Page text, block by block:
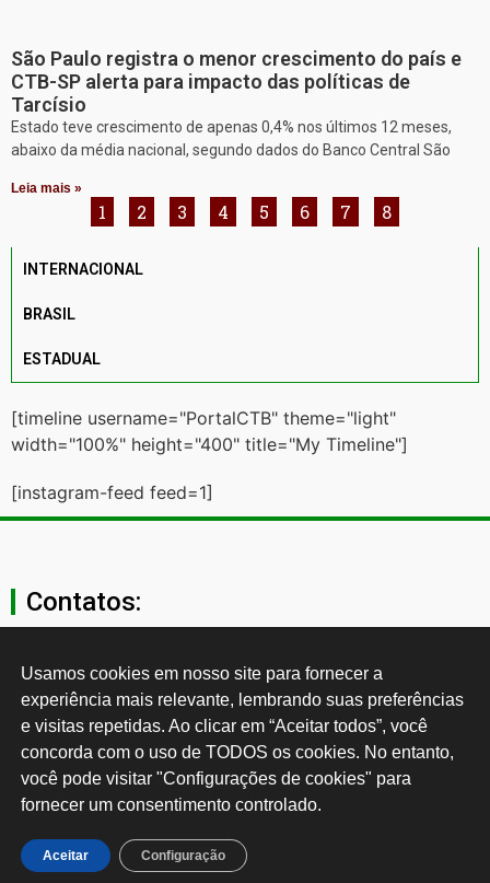
São Paulo registra o menor crescimento do país e
CTB-SP alerta para impacto das políticas de
Tarcísio
Estado teve crescimento de apenas 0,4% nos últimos 12 meses,
abaixo da média nacional, segundo dados do Banco Central São
Leia mais »
1 2 3 4 5 6 7 8
INTERNACIONAL
BRASIL
ESTADUAL
[timeline username="PortalCTB" theme="light"
width="100%" height="400" title="My Timeline"]
[instagram-feed feed=1]
Contatos:
secgeral@ctb.org.br
11 3874-0040
Rua Cardoso de Almeida, 1843, Sumaré São Paulo - SP -
Brasil CEP: 01251-001
Desenvolvido por:
Usamos cookies em nosso site para fornecer a
experiência mais relevante, lembrando suas preferências
e visitas repetidas. Ao clicar em “Aceitar todos”, você
concorda com o uso de TODOS os cookies. No entanto,
você pode visitar "Configurações de cookies" para
fornecer um consentimento controlado.
Aceitar Configuração